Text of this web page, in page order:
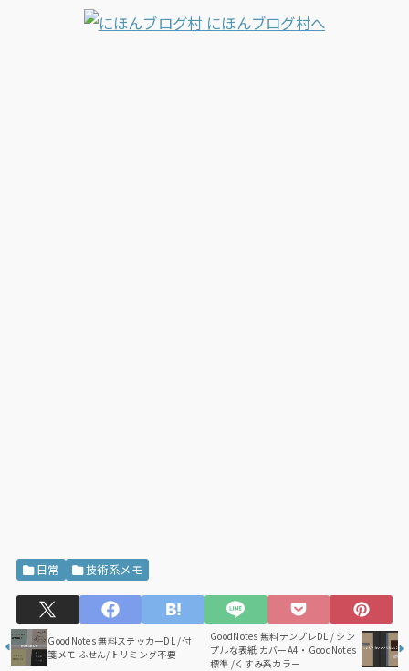
日常 技術系メモ
GoodNotes 無料ステッカーDL /付
箋メモ ふせん/トリミング不要
GoodNotes 無料テンプレDL / シン
プルな表紙 カバーA4・GoodNotes
標準 /くすみ系カラー